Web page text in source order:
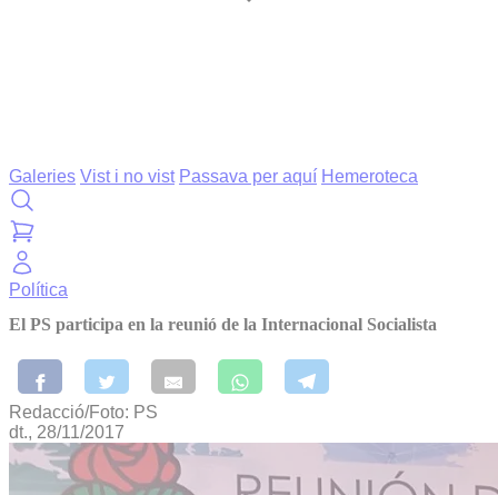
Galeries Vist i no vist Passava per aquí Hemeroteca
Política
El PS participa en la reunió de la Internacional Socialista
Redacció/Foto: PS
dt., 28/11/2017